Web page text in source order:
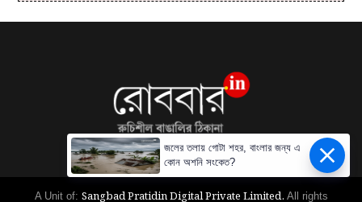
A Unit of: Sangbad Pratidin Digital Private Limited. All rights
জলের তলায় গোটা শহর, বাংলার জন্য এ
কোন অশনি সংকেত?